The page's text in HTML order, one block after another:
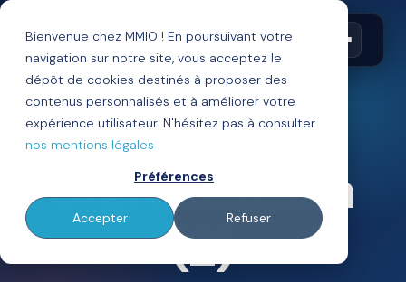
Bienvenue chez MMIO ! En poursuivant votre
navigation sur notre site, vous acceptez le
dépôt de cookies destinés à proposer des
contenus personnalisés et à améliorer votre
expérience utilisateur. N'hésitez pas à consulter
nos mentions légales
Préférences
Accepter Refuser
Tous les articles
SUJET
Digitalisation
(2)